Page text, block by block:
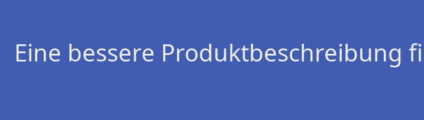
Eine bessere Produktbeschreibung